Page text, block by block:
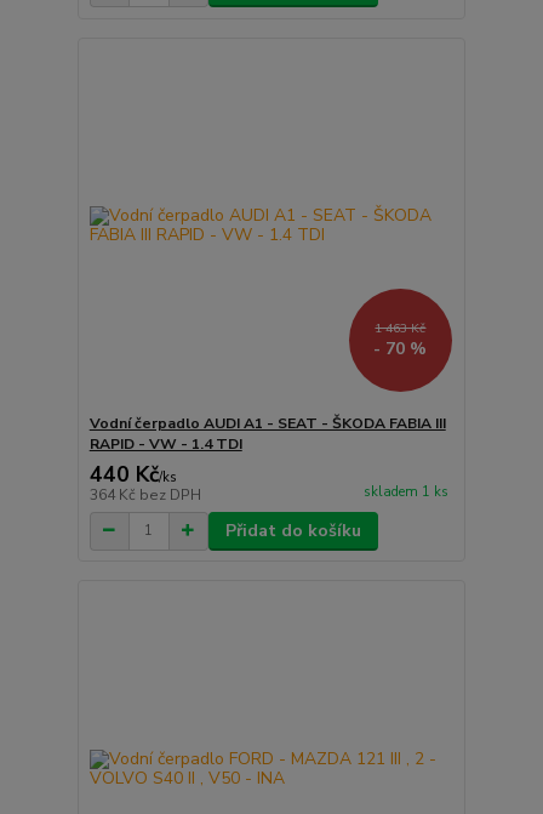
1 463 Kč
- 70 %
Vodní čerpadlo AUDI A1 - SEAT - ŠKODA FABIA III
RAPID - VW - 1.4 TDI
440 Kč/ks
364 Kč bez DPH skladem 1 ks
Přidat do košíku